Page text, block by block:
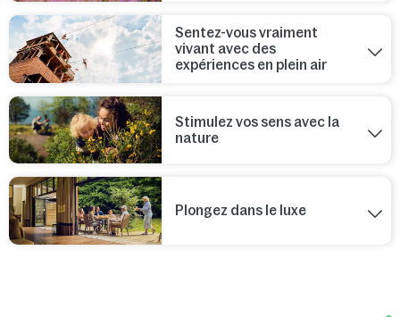
Sentez-vous vraiment
vivant avec des
expériences en plein air
Stimulez vos sens avec la
nature
Plongez dans le luxe